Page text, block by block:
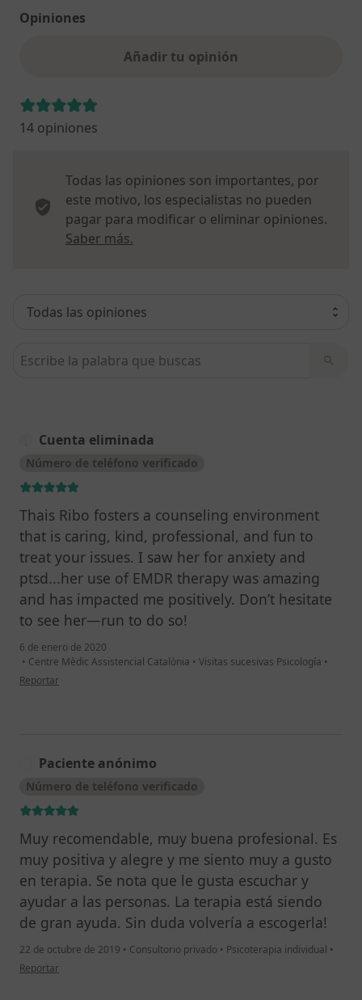
Opiniones
Añadir tu opinión
14 opiniones
Todas las opiniones son importantes, por
este motivo, los especialistas no pueden
pagar para modificar o eliminar opiniones.
Saber más.
Busca en opiniones
Cuenta eliminada
Número de teléfono verificado
Thais Ribo fosters a counseling environment
that is caring, kind, professional, and fun to
treat your issues. I saw her for anxiety and
ptsd...her use of EMDR therapy was amazing
and has impacted me positively. Don’t hesitate
to see her—run to do so!
6 de enero de 2020
• Centre Mèdic Assistencial Catalònia • Visitas sucesivas Psicología •
en opinión del usuario Cuenta eliminada
Reportar
Paciente anónimo
Número de teléfono verificado
Muy recomendable, muy buena profesional. Es
muy positiva y alegre y me siento muy a gusto
en terapia. Se nota que le gusta escuchar y
ayudar a las personas. La terapia está siendo
de gran ayuda. Sin duda volvería a escogerla!
22 de octubre de 2019 • Consultorio privado • Psicoterapia individual •
en opinión del usuario Paciente anónimo
Reportar